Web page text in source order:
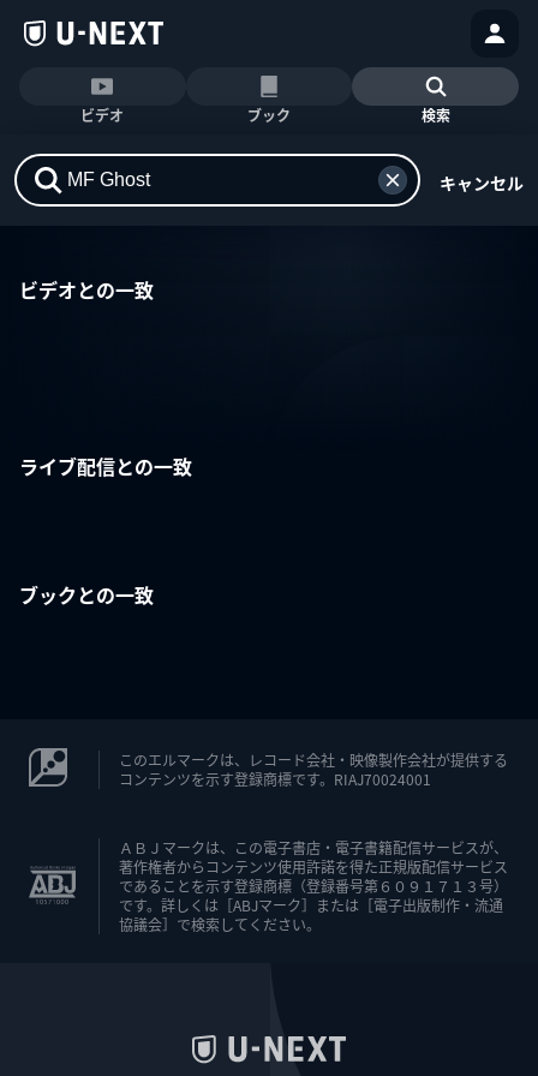
ビデオ ブック 検索
キャンセル
ビデオとの一致
ライブ配信との一致
ブックとの一致
このエルマークは、レコード会社・映像製作会社が提供する
コンテンツを示す登録商標です。RIAJ70024001
ＡＢＪマークは、この電子書店・電子書籍配信サービスが、
著作権者からコンテンツ使用許諾を得た正規版配信サービス
であることを示す登録商標（登録番号第６０９１７１３号）
です。詳しくは［ABJマーク］または［電子出版制作・流通
協議会］で検索してください。